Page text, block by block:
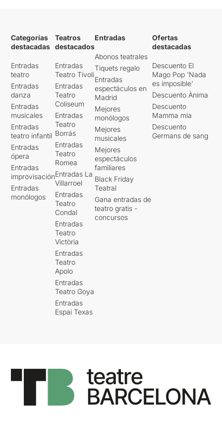
Categorías
destacadas
Entradas
teatro
Entradas
danza
Entradas
musicales
Entradas
teatro infantil
Entradas
ópera
Entradas
improvisación
Entradas
monólogos
Teatros
destacados
Entradas
Teatro Tívoli
Entradas
Teatro
Coliseum
Entradas
Teatro
Borrás
Entradas
Teatro
Romea
Entradas La
Villarroel
Entradas
Teatro
Condal
Entradas
Teatro
Victòria
Entradas
Teatro
Apolo
Entradas
Teatro Goya
Entradas
Espai Texas
Entradas
Abonos teatrales
Tiquets regalo
Entradas
espectáculos en
Madrid
Mejores
monólogos
Mejores
musicales
Mejores
espectáculos
familiares
Black Friday
Teatral
Gana entradas de
teatro gratis -
concursos
Ofertas
destacadas
Descuento El
Mago Pop 'Nada
es imposible'
Descuento Ànima
Descuento
Mamma mia
Descuento
Germans de sang